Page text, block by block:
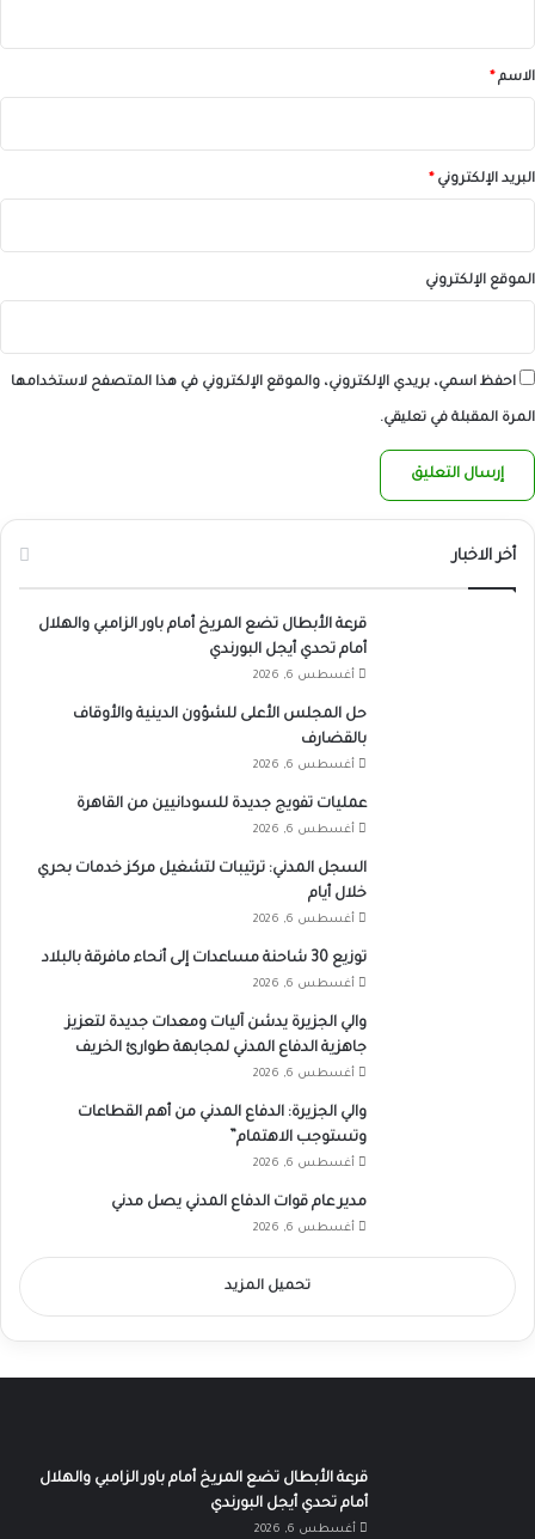
*الاسم *
البريد الإلكتروني *
الموقع الإلكتروني
احفظ اسمي، بريدي الإلكتروني، والموقع الإلكتروني في هذا المتصفح لاستخدامها
المرة المقبلة في تعليقي.
أخر الاخبار
قرعة الأبطال تضع المريخ أمام باور الزامبي والهلال
أمام تحدي أيجل البورندي
أغسطس 6, 2026
حل المجلس الأعلى للشؤون الدينية والأوقاف
بالقضارف
أغسطس 6, 2026
عمليات تفويج جديدة للسودانيين من القاهرة
أغسطس 6, 2026
السجل المدني: ترتيبات لتشغيل مركز خدمات بحري
خلال أيام
أغسطس 6, 2026
توزيع 30 شاحنة مساعدات إلى أنحاء مافرقة بالبلاد
أغسطس 6, 2026
والي الجزيرة يدشن آليات ومعدات جديدة لتعزيز
جاهزية الدفاع المدني لمجابهة طوارئ الخريف
أغسطس 6, 2026
والي الجزيرة: الدفاع المدني من أهم القطاعات
وتستوجب الاهتمام”
أغسطس 6, 2026
مدير عام قوات الدفاع المدني يصل مدني
أغسطس 6, 2026
تحميل المزيد
قرعة الأبطال تضع المريخ أمام باور الزامبي والهلال
أمام تحدي أيجل البورندي
أغسطس 6, 2026